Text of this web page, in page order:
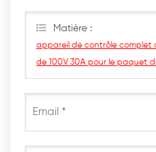
Matière :
appareil de contrôle complet
de 100V 30A pour le paquet